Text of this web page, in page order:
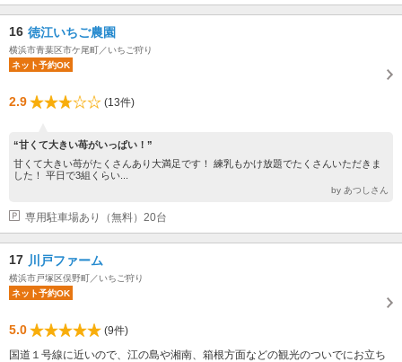
16 徳江いちご農園
横浜市青葉区市ケ尾町／いちご狩り
ネット予約OK
2.9 (13件)
“甘くて大きい苺がいっぱい！”
甘くて大きい苺がたくさんあり大満足です！ 練乳もかけ放題でたくさんいただきま
した！ 平日で3組くらい...
by あつしさん
専用駐車場あり（無料）20台
17 川戸ファーム
横浜市戸塚区俣野町／いちご狩り
ネット予約OK
5.0
(9件)
国道１号線に近いので、江の島や湘南、箱根方面などの観光のついでにお立ち